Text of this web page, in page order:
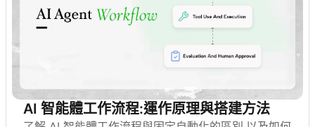
AI 智能體工作流程:運作原理與搭建方法